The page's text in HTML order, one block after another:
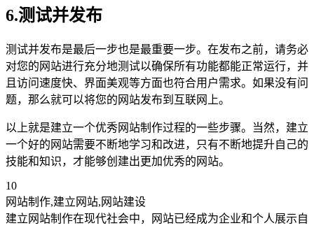
6.测试并发布
测试并发布是最后一步也是最重要一步。在发布之前，请务必
对您的网站进行充分地测试以确保所有功能都能正常运行，并
且访问速度快、界面美观等方面也符合用户需求。如果没有问
题，那么就可以将您的网站发布到互联网上。
以上就是建立一个优秀网站制作过程的一些步骤。当然，建立
一个好的网站需要不断地学习和改进，只有不断地提升自己的
技能和知识，才能够创建出更加优秀的网站。
10
网站制作,建立网站,网站建设
建立网站制作在现代社会中，网站已经成为企业和个人展示自